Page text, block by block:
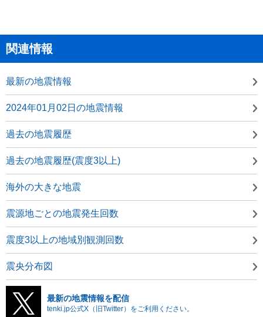
関連情報
最新の地震情報
2024年01月02日の地震情報
過去の地震履歴
過去の地震履歴(震度3以上)
海外の大きな地震
震源地ごとの地震発生回数
震度3以上の地域別観測回数
震央分布図
最新の地震情報を配信
tenki.jp公式X（旧Twitter）をご利用ください。